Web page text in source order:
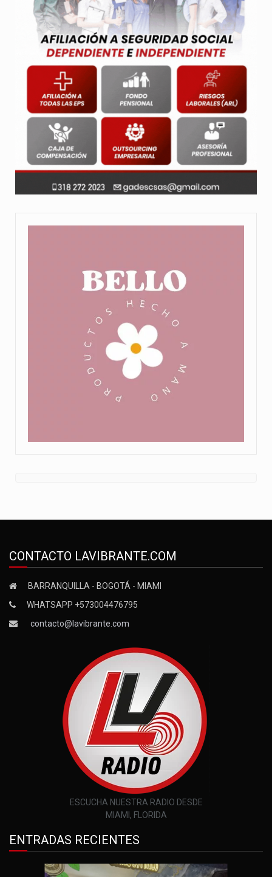
CONTACTO LAVIBRANTE.COM
BARRANQUILLA - BOGOTÁ - MIAMI
WHATSAPP +573004476795
contacto@lavibrante.com
ESCUCHA NUESTRA RADIO DESDE
MIAMI, FLORIDA
ENTRADAS RECIENTES